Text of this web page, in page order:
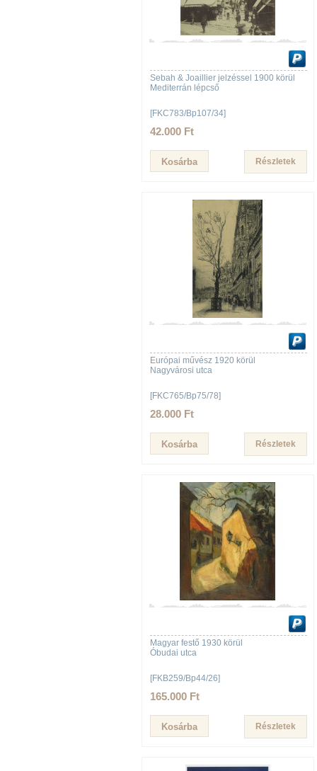
Sebah & Joaillier jelzéssel 1900 körül
Mediterrán lépcső
[FKC783/Bp107/34]
42.000 Ft
Részletek
Európai művész 1920 körül
Nagyvárosi utca
[FKC765/Bp75/78]
28.000 Ft
Részletek
Magyar festő 1930 körül
Óbudai utca
[FKB259/Bp44/26]
165.000 Ft
Részletek